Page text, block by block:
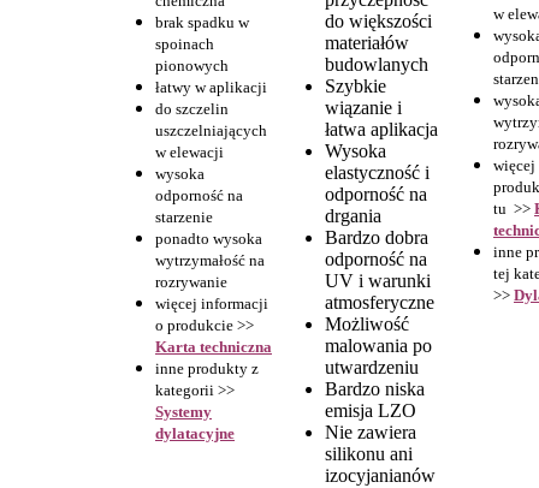
brak spadku w
spoinach
pionowych
łatwy w aplikacji
do szczelin
uszczelniających
w elewacji
wysoka
odporność na
starzenie
ponadto wysoka
wytrzymałość na
rozrywanie
więcej informacji
o produkcie >>
Karta techniczna
inne produkty z
kategorii >>
Systemy
dylatacyjne
do większości
materiałów
budowlanych
Szybkie
wiązanie i
łatwa aplikacja
Wysoka
elastyczność i
odporność na
drgania
Bardzo dobra
odporność na
UV i warunki
atmosferyczne
Możliwość
malowania po
utwardzeniu
Bardzo niska
emisja LZO
Nie zawiera
silikonu ani
izocyjanianów
w
więcej
tu >>
inne
tej
>>